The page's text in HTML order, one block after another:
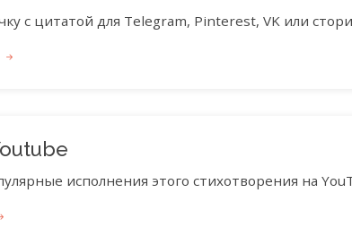
с цитатой для Telegram, Pinterest, VK или
исполнения этого стихотворения на